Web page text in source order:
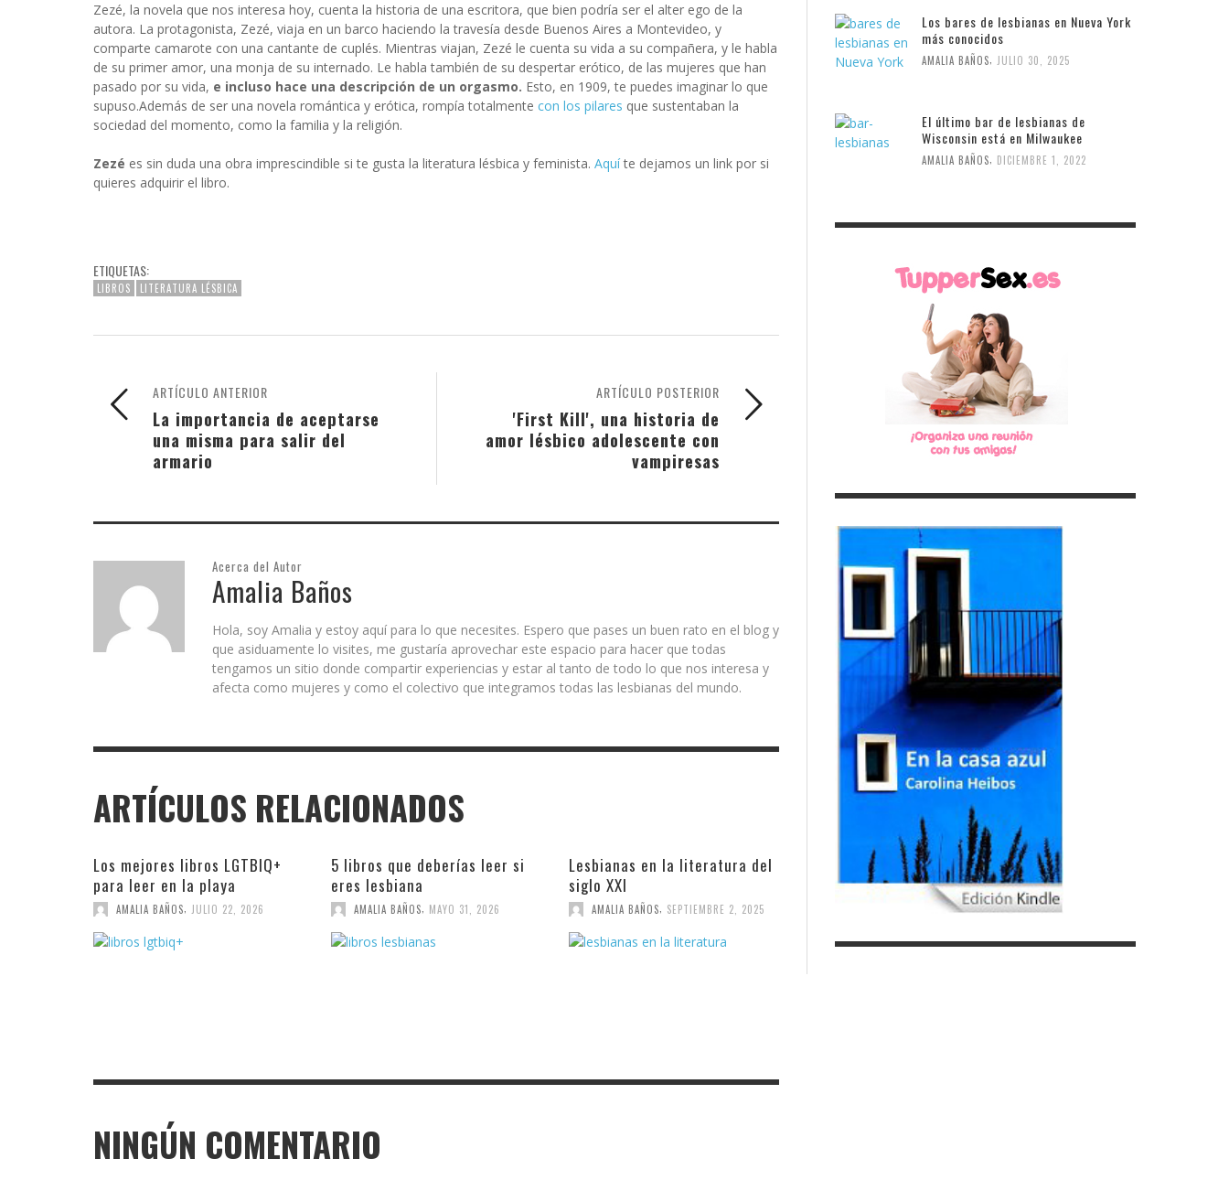
Zezé, la novela que nos interesa hoy, cuenta la historia de una escritora, que bien podría ser el alter ego de la
autora. La protagonista, Zezé, viaja en un barco haciendo la travesía desde Buenos Aires a Montevideo, y
comparte camarote con una cantante de cuplés. Mientras viajan, Zezé le cuenta su vida a su compañera, y le habla
de su primer amor, una monja de su internado. Le habla también de su despertar erótico, de las mujeres que han
pasado por su vida, e incluso hace una descripción de un orgasmo. Esto, en 1909, te puedes imaginar lo que
supuso.Además de ser una novela romántica y erótica, rompía totalmente con los pilares que sustentaban la
sociedad del momento, como la familia y la religión.
Zezé es sin duda una obra imprescindible si te gusta la literatura lésbica y feminista. Aquíte dejamos un link por si
quieres adquirir el libro.
ETIQUETAS:
LIBROS LITERATURA LÉSBICA
ARTÍCULO POSTERIOR
'First Kill', una historia de
amor lésbico adolescente con
vampiresas
ARTÍCULO ANTERIOR
La importancia de aceptarse
una misma para salir del
armario
Acerca del Autor
Amalia Baños
Hola, soy Amalia y estoy aquí para lo que necesites. Espero que pases un buen rato en el blog y
que asiduamente lo visites, me gustaría aprovechar este espacio para hacer que todas
tengamos un sitio donde compartir experiencias y estar al tanto de todo lo que nos interesa y
afecta como mujeres y como el colectivo que integramos todas las lesbianas del mundo.
ARTÍCULOS RELACIONADOS
Los mejores libros LGTBIQ+
para leer en la playa
AMALIA BAÑOS JULIO 22, 2026
5 libros que deberías leer si
eres lesbiana
AMALIA BAÑOS MAYO 31, 2026
Lesbianas en la literatura del
siglo XXI
AMALIA BAÑOS SEPTIEMBRE 2, 2025
NINGÚN COMENTARIO
Los bares de lesbianas en Nueva York
más conocidos
AMALIA BAÑOS JULIO 30, 2025
El último bar de lesbianas de
Wisconsin está en Milwaukee
AMALIA BAÑOS, DICIEMBRE 1, 2022